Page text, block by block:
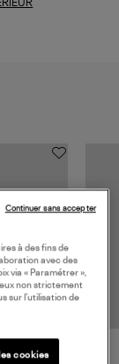
à des fins de
avec des
via « Paramétrer »,
non strictement
sur l’utilisation de
cookies
Continuer sans accepter